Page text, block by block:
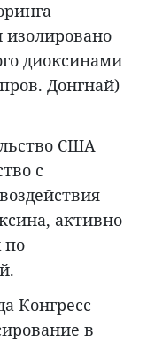
изолировано
диоксинами
Донгнай)
США
с
активно
по
Конгресс
в